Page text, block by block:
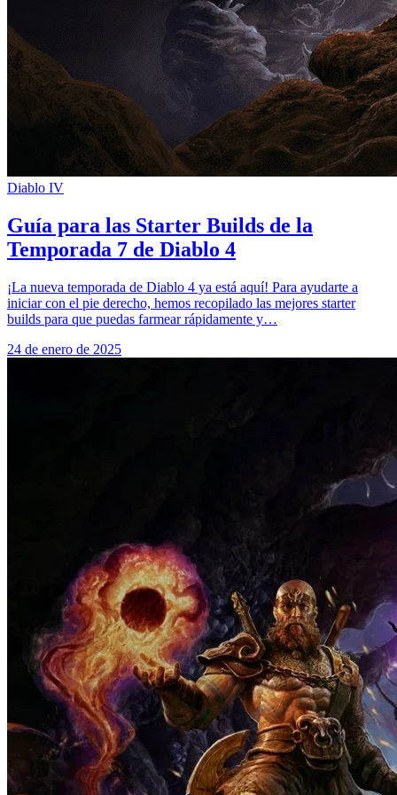
Diablo IV
Guía para las Starter Builds de la
Temporada 7 de Diablo 4
¡La nueva temporada de Diablo 4 ya está aquí! Para ayudarte a
iniciar con el pie derecho, hemos recopilado las mejores starter
builds para que puedas farmear rápidamente y…
24 de enero de 2025